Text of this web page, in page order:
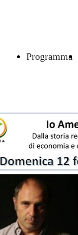
Programma